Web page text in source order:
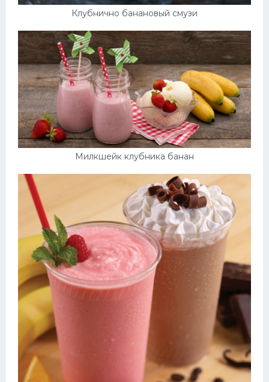
Клубнично банановый смузи
Милкшейк клубника банан